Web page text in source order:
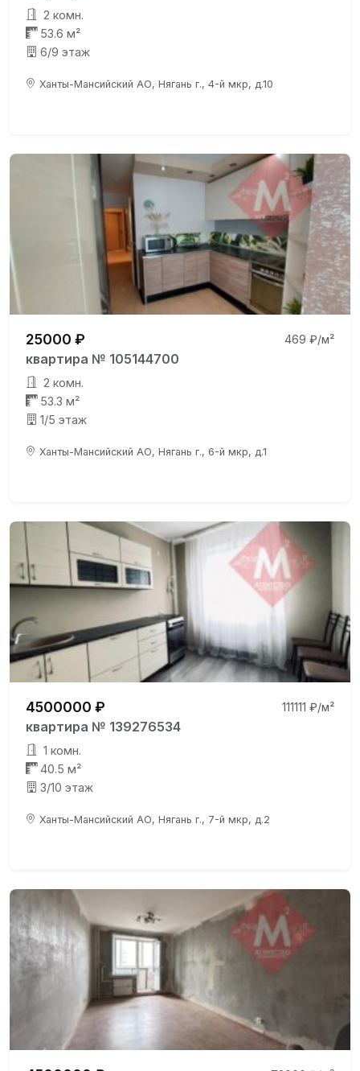
2 комн.
53.6 м²
6/9 этаж
Ханты-Мансийский АО, Нягань г., 4-й мкр, д.10
25000 ₽ 469 ₽/м²
квартира № 105144700
2 комн.
53.3 м²
1/5 этаж
Ханты-Мансийский АО, Нягань г., 6-й мкр, д.1
4500000 ₽ 111111 ₽/м²
квартира № 139276534
1 комн.
40.5 м²
3/10 этаж
Ханты-Мансийский АО, Нягань г., 7-й мкр, д.2